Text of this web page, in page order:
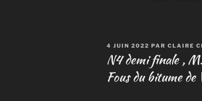
PUBLIÉ
4 JUIN 2022 PAR CLAIRE
N4 demi finale ,
Fous du bitume